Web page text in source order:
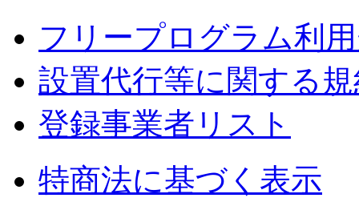
フリープログラム利
設置代行等に関する
登録事業者リスト
特商法に基づく表示